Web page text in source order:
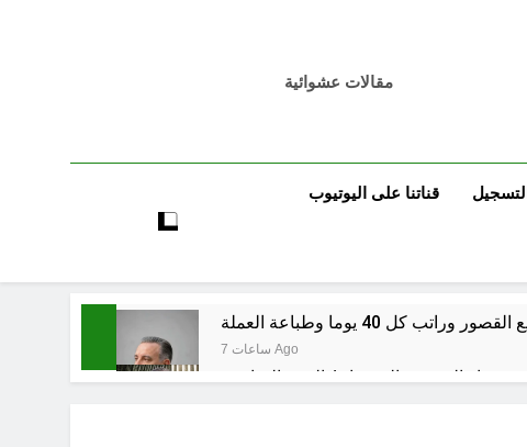
مقالات عشوائية
التسجيل قناتنا على اليوتيوب
7 ساعات Ago
من وراء المسيرة الخضراء / الجزء السادس